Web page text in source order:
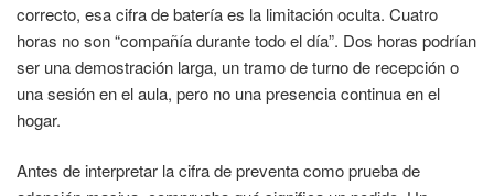
correcto, esa cifra de batería es la limitación oculta. Cuatro
horas no son “compañía durante todo el día”. Dos horas podrían
ser una demostración larga, un tramo de turno de recepción o
una sesión en el aula, pero no una presencia continua en el
hogar.
Antes de interpretar la cifra de preventa como prueba de